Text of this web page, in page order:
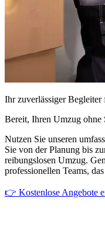
Ihr zuverlässiger
Bereit, Ihren Umzug ohne
Nutzen Sie unseren
Sie von der Planung bis
reibungslosen Umzug.
professionellen Teams,
👉 Kostenlose Angebote